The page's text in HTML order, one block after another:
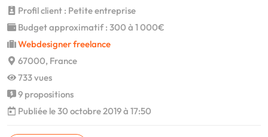
Profil client : Petite entreprise
Budget approximatif : 300 à 1 000€
Webdesigner freelance
67000, France
733 vues
9 propositions
Publiée le 30 octobre 2019 à 17:50